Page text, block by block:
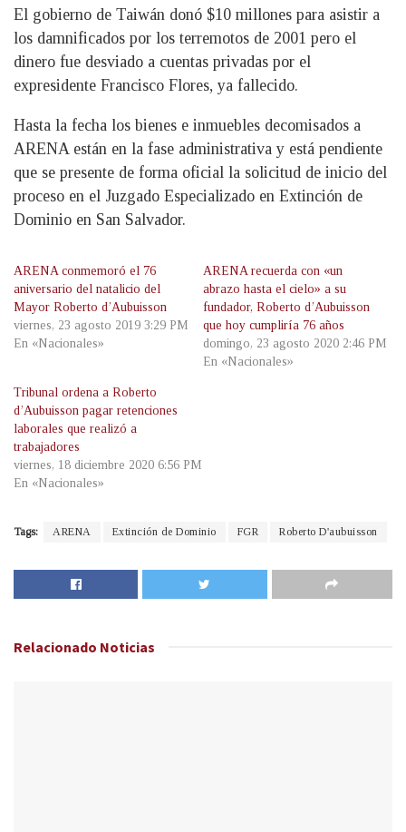
El gobierno de Taiwán donó $10 millones para asistir a
los damnificados por los terremotos de 2001 pero el
dinero fue desviado a cuentas privadas por el
expresidente Francisco Flores, ya fallecido.
Hasta la fecha los bienes e inmuebles decomisados a
ARENA están en la fase administrativa y está pendiente
que se presente de forma oficial la solicitud de inicio del
proceso en el Juzgado Especializado en Extinción de
Dominio en San Salvador.
ARENA conmemoró el 76
aniversario del natalicio del
Mayor Roberto d’Aubuisson
viernes, 23 agosto 2019 3:29 PM
En «Nacionales»
ARENA recuerda con «un
abrazo hasta el cielo» a su
fundador, Roberto d’Aubuisson
que hoy cumpliría 76 años
domingo, 23 agosto 2020 2:46 PM
En «Nacionales»
Tribunal ordena a Roberto
d’Aubuisson pagar retenciones
laborales que realizó a
trabajadores
viernes, 18 diciembre 2020 6:56 PM
En «Nacionales»
Tags: ARENA Extinción de Dominio FGR Roberto D'aubuisson
Relacionado Noticias